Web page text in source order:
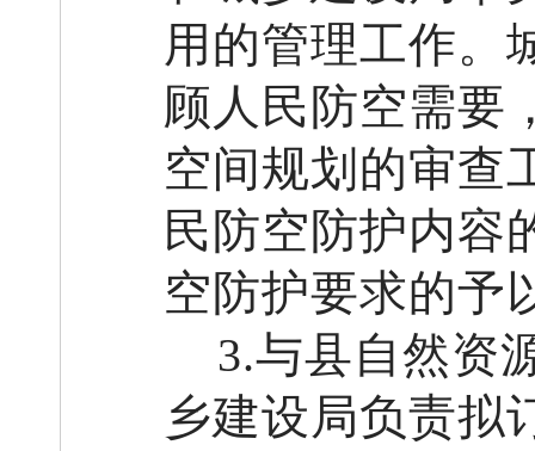
用的管理工作。
顾人民防空需要
空间规划的审查
民防空防护内容
空防护要求的予
3.与县自然资
乡建设局负责拟